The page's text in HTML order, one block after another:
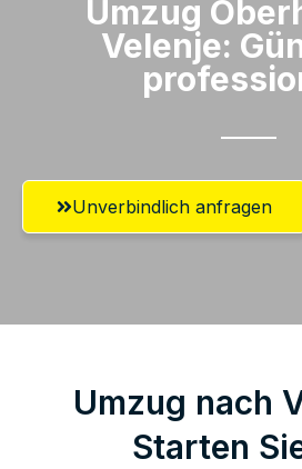
Umzug
Velenje:
Unverbindlich anfragen
Umzug nach
Starten